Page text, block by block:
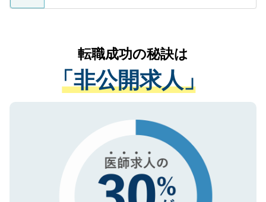
ているすべての個人データはご本人の許可
は、個人情報の取り扱いについての厳密な
管理基準を満たした事業者のみに付与され
る、プライバシーマークを取得済みです。
ご登録いただいた個人情報は、SSL（デー
で、機密保持に関してもご安心ください。
かがいして、現在の医療機関の状況や紹介
経験をまじえながら、適切なアドバイスを
させていただきます。すぐにご転職をされ
ない方には、長期的なサポートが可能です
ので、まずはご登録ください。
転職成功の秘訣は
「非公開求人」